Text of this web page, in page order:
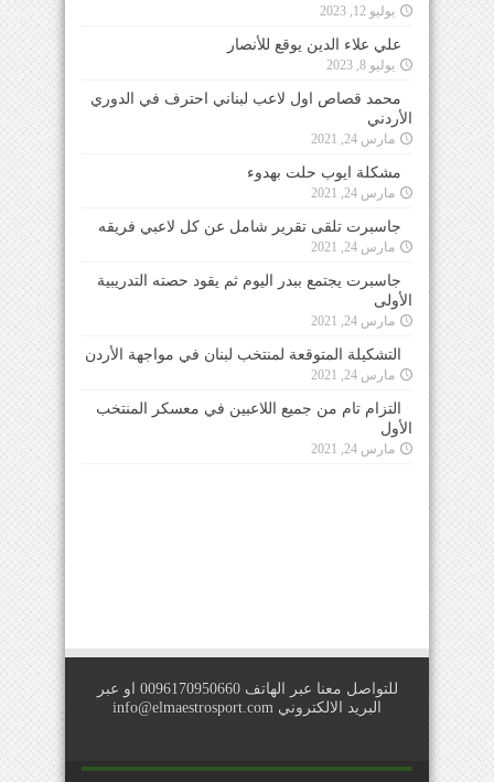
يوليو 12, 2023
علي علاء الدين يوقع للأنصار
يوليو 8, 2023
محمد قصاص اول لاعب لبناني احترف في الدوري
الأردني
مارس 24, 2021
مشكلة ايوب حلت بهدوء
مارس 24, 2021
جاسبرت تلقى تقرير شامل عن كل لاعبي فريقه
مارس 24, 2021
جاسبرت يجتمع ببدر اليوم ثم يقود حصته التدريبية
الأولى
مارس 24, 2021
التشكيلة المتوقعة لمنتخب لبنان في مواجهة الأردن
مارس 24, 2021
التزام تام من جميع اللاعبين في معسكر المنتخب
الأول
مارس 24, 2021
للتواصل معنا عبر الهاتف 0096170950660 او عبر
البريد الالكتروني info@elmaestrosport.com